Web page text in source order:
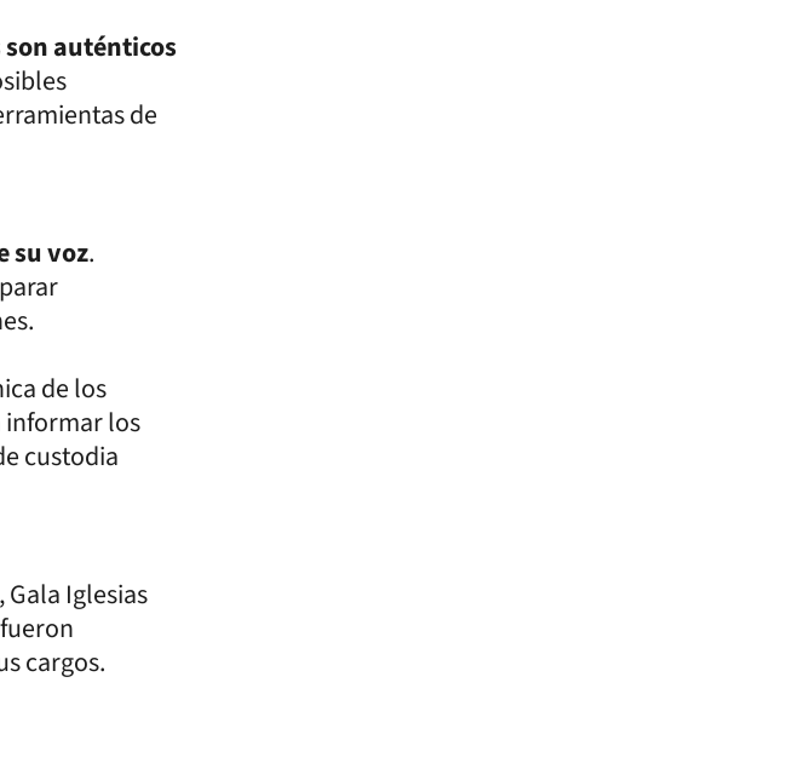
auténticos
de
su voz.
de los
informar los
custodia
Iglesias
cargos.